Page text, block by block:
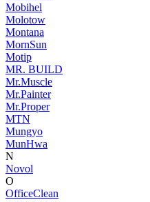
Mobihel
Molotow
Montana
MornSun
Motip
MR. BUILD
Mr.Muscle
Mr.Painter
Mr.Proper
MTN
Mungyo
MunHwa
N
Novol
O
OfficeClean